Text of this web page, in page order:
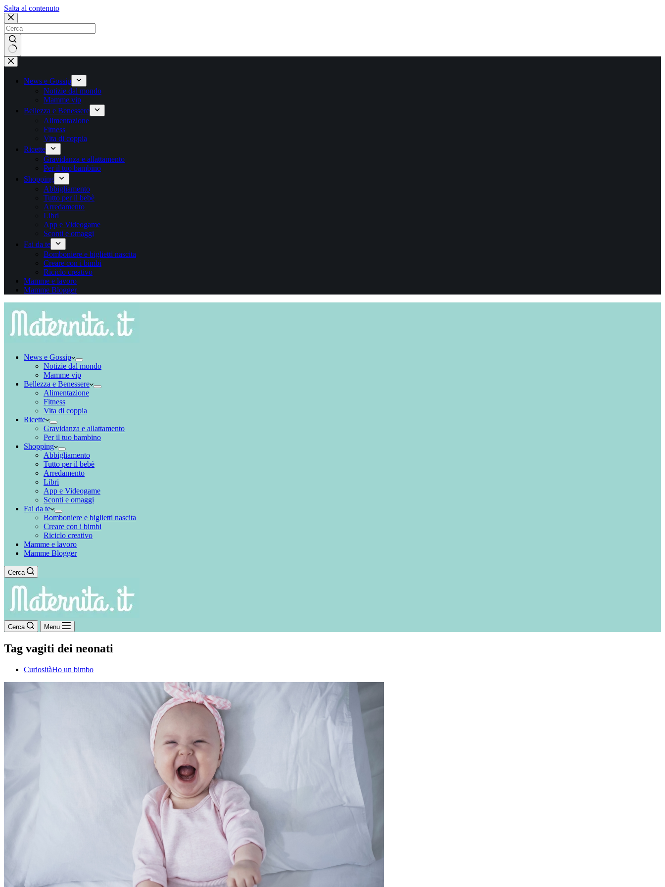
Salta al contenutoSalta
contenuto
Nessun
risultato
News e Gossip
Notizie dal mondo
Mamme vip
Bellezza e Benessere
Alimentazione
Fitness
Vita di coppia
Ricette
Gravidanza e allattamento
Per il tuo bambino
Shopping
Abbigliamento
Tutto per il bebè
Arredamento
Libri
App e Videogame
Sconti e omaggi
Fai da te
Bomboniere e biglietti nascita
Creare con i bimbi
Riciclo creativo
Mamme e lavoro
Mamme Blogger
News e Gossip
Notizie dal mondo
Mamme vip
Bellezza e Benessere
Alimentazione
Fitness
Vita di coppia
Ricette
Gravidanza e allattamento
Per il tuo bambino
Shopping
Abbigliamento
Tutto per il bebè
Arredamento
Libri
App e Videogame
Sconti e omaggi
Fai da te
Bomboniere e biglietti nascita
Creare con i bimbi
Riciclo creativo
Mamme e lavoro
Mamme Blogger
Cerca
Cerca Menu
Tag vagiti dei neonati
CuriositàHo un bimbo